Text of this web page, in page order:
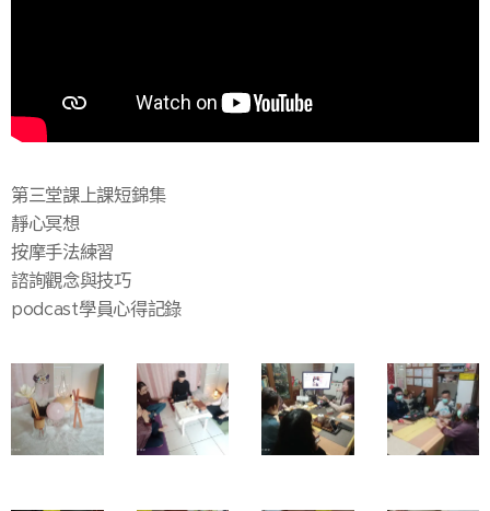
第三堂課上課短錦集
靜心冥想
按摩手法練習
諮詢觀念與技巧
podcast學員心得記錄